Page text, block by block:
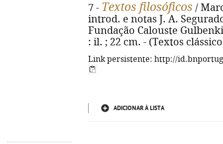
7 - Textos filosóficos /
introd. e notas J. A.
Fundação Calouste
: il. ; 22 cm. - (Textos
Link persistente: http://
ADICIONAR À LISTA